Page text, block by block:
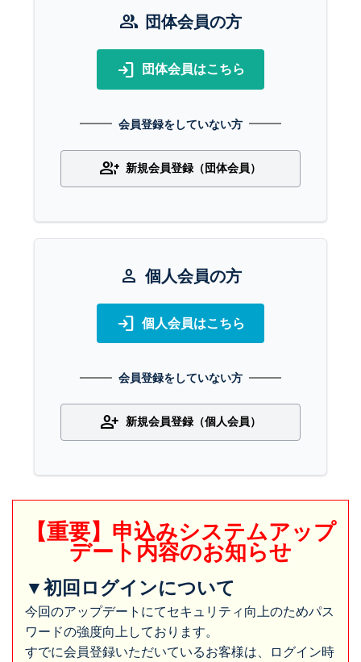
group 団体会員の方
login 団体会員はこちら
会員登録をしていない方
group_add 新規会員登録（団体会員）
person 個人会員の方
login 個人会員はこちら
会員登録をしていない方
person_add 新規会員登録（個人会員）
【重要】申込みシステムアップ
デート内容のお知らせ
▼初回ログインについて
今回のアップデートにてセキュリティ向上のためパス
ワードの強度向上しております。
すでに会員登録いただいているお客様は、ログイン時